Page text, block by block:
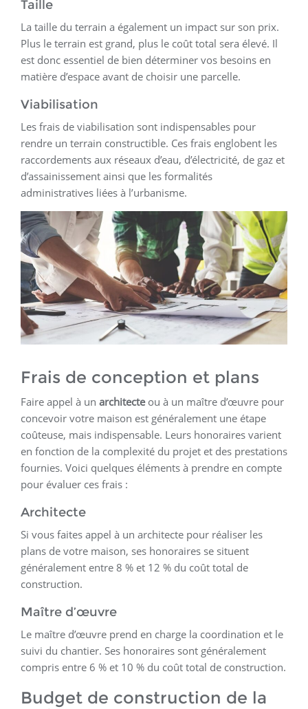
Taille
La taille du terrain a également un impact sur son prix.
Plus le terrain est grand, plus le coût total sera élevé. Il
est donc essentiel de bien déterminer vos besoins en
matière d’espace avant de choisir une parcelle.
Viabilisation
Les frais de viabilisation sont indispensables pour
rendre un terrain constructible. Ces frais englobent les
raccordements aux réseaux d’eau, d’électricité, de gaz et
d’assainissement ainsi que les formalités
administratives liées à l’urbanisme.
Frais de conception et plans
Faire appel à un architecteou à un maître d’œuvre pour
concevoir votre maison est généralement une étape
coûteuse, mais indispensable. Leurs honoraires varient
en fonction de la complexité du projet et des prestations
fournies. Voici quelques éléments à prendre en compte
pour évaluer ces frais :
Architecte
Si vous faites appel à un architecte pour réaliser les
plans de votre maison, ses honoraires se situent
généralement entre 8 % et 12 % du coût total de
construction.
Maître d’œuvre
Le maître d’œuvre prend en charge la coordination et le
suivi du chantier. Ses honoraires sont généralement
compris entre 6 % et 10 % du coût total de construction.
Budget de construction de la